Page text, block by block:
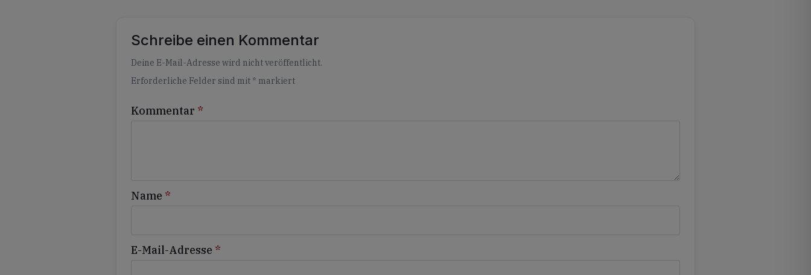
Schreibe einen Kommentar
Deine E-Mail-Adresse wird nicht veröffentlicht.
Erforderliche Felder sind mit * markiert
Kommentar *
Name *
E-Mail-Adresse *
Alternative: